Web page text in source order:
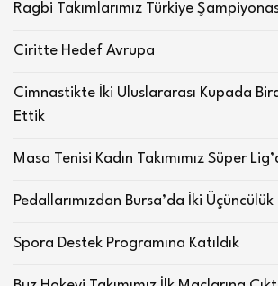
Ragbi Takımlarımız Türkiye
Ciritte Hedef Avrupa
Cimnastikte İki Uluslararası Kupada
Ettik
Masa Tenisi Kadın Takımımız Süper
Pedallarımızdan Bursa’da İki Üçüncülük
Spora Destek Programına Katıldık